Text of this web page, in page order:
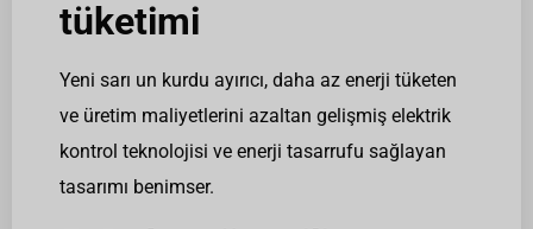
tüketimi
Yeni sarı un kurdu ayırıcı, daha az enerji tüketen
ve üretim maliyetlerini azaltan gelişmiş elektrik
kontrol teknolojisi ve enerji tasarrufu sağlayan
tasarımı benimser.